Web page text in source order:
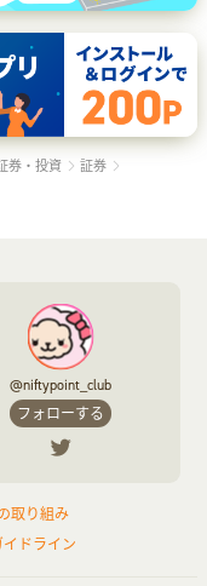
券・投資
証券
@niftypoint_club
フォローする
取り組み
ドライン